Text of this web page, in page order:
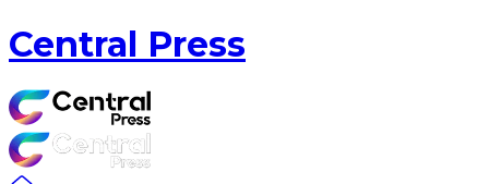
Central Press